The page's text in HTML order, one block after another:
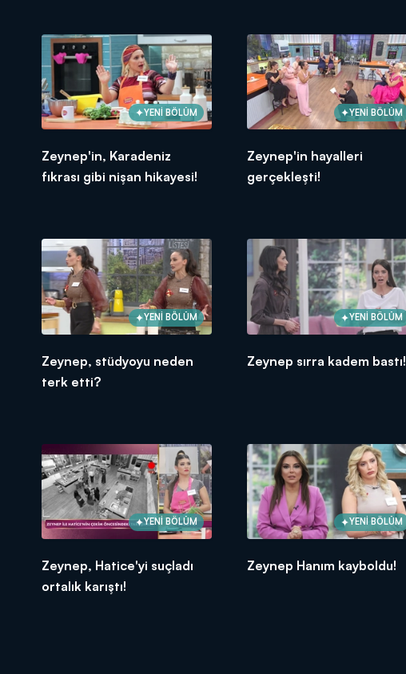
YENİ BÖLÜM
Zeynep'in, Karadeniz
fıkrası gibi nişan hikayesi!
YENİ BÖLÜM
Zeynep'in hayalleri
gerçekleşti!
YENİ BÖLÜM
Zeynep, stüdyoyu neden
terk etti?
YENİ BÖLÜM
Zeynep sırra kadem bastı!
YENİ BÖLÜM
Zeynep, Hatice'yi suçladı
ortalık karıştı!
YENİ BÖLÜM
Zeynep Hanım kayboldu!